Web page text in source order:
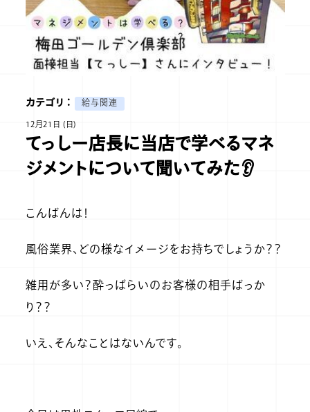
カテゴリ ： 給与関連
12月21日 (日)
てっしー店長に当店で学べるマネ
ジメントについて聞いてみた👂
こんばんは！
風俗業界、どの様なイメージをお持ちでしょうか？？
雑用が多い？酔っぱらいのお客様の相手ばっか
り？？
いえ、そんなことはないんです。